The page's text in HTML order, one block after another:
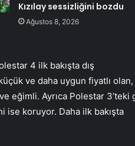
Kızılay sessizliğini bozdu
Ağustos 8, 2026
4 ilk bakışta dış
ve daha uygun fiyatlı olan,
eğimli. Ayrıca Polestar 3’teki
ise koruyor. Daha ilk bakışta